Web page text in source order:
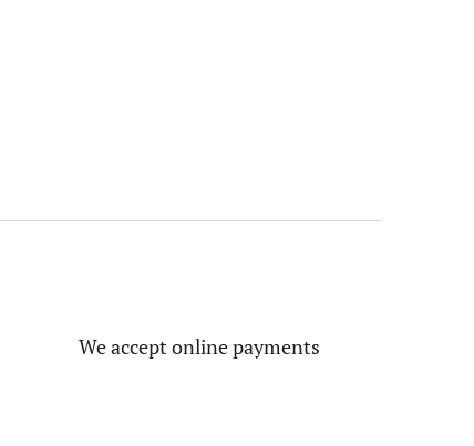
We accept online payments